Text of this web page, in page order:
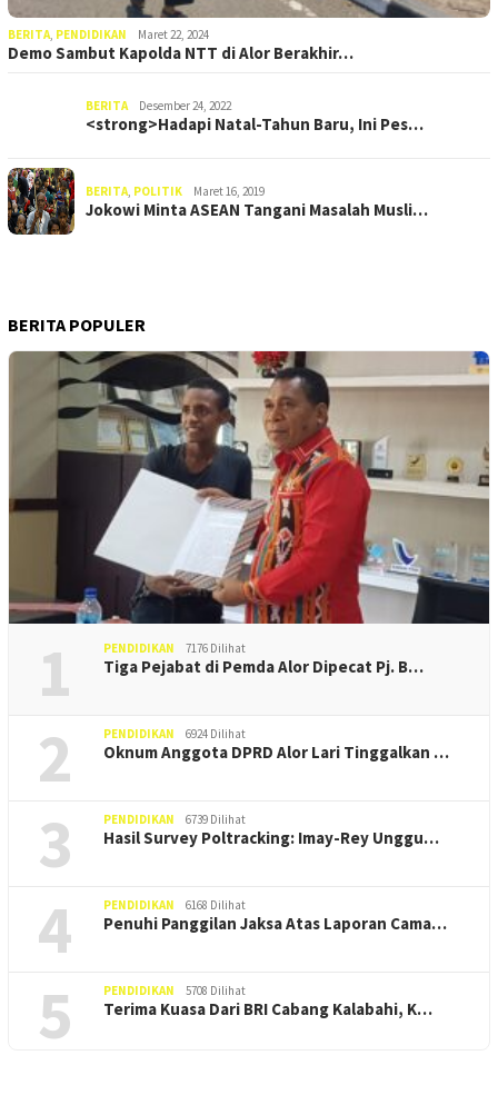
BERITA PENDIDIKAN Maret 22, 2024
Demo Sambut Kapolda NTT di Alor Berakhir…
BERITA Desember 24, 2022
<strong>Hadapi Natal-Tahun Baru, Ini Pes…
BERITA POLITIK Maret 16, 2019
Jokowi Minta ASEAN Tangani Masalah Musli…
BERITA POPULER
1 PENDIDIKAN 7176 Dilihat
Tiga Pejabat di Pemda Alor Dipecat Pj. B…
2 PENDIDIKAN 6924 Dilihat
Oknum Anggota DPRD Alor Lari Tinggalkan …
3 PENDIDIKAN 6739 Dilihat
Hasil Survey Poltracking: Imay-Rey Unggu…
4 PENDIDIKAN 6168 Dilihat
Penuhi Panggilan Jaksa Atas Laporan Cama…
5 PENDIDIKAN 5708 Dilihat
Terima Kuasa Dari BRI Cabang Kalabahi, K…